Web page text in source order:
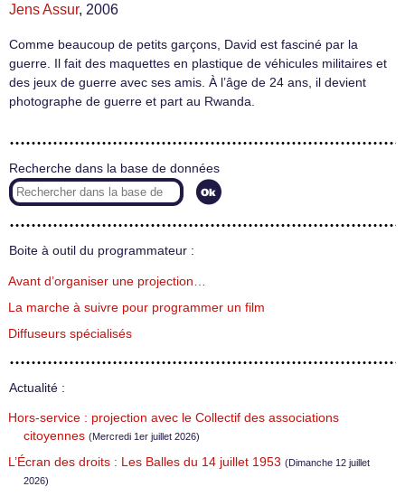
Jens Assur, 2006
Comme beaucoup de petits garçons, David est fasciné par la
guerre. Il fait des maquettes en plastique de véhicules militaires et
des jeux de guerre avec ses amis. À l’âge de 24 ans, il devient
photographe de guerre et part au Rwanda.
Recherche dans la base de données
Boite à outil du programmateur :
Avant d’organiser une projection…
La marche à suivre pour programmer un film
Diffuseurs spécialisés
Actualité :
Hors-service : projection avec le Collectif des associations
citoyennes (Mercredi 1er juillet 2026)
L’Écran des droits : Les Balles du 14 juillet 1953 (Dimanche 12 juillet
2026)